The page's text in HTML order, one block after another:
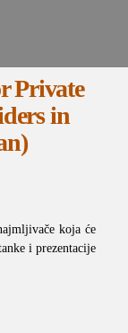
Private
in
koja će
i prezentacije